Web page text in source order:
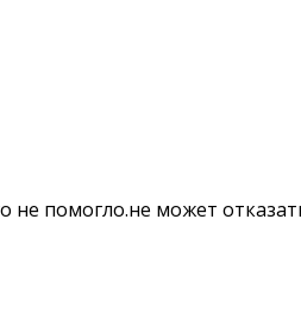
помогло.не может